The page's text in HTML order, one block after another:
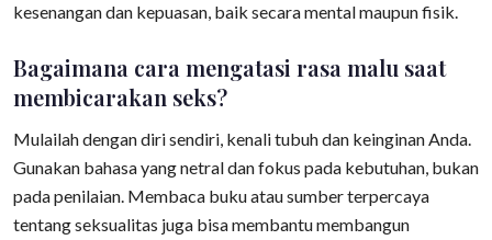
kesenangan dan kepuasan, baik secara mental maupun fisik.
Bagaimana cara mengatasi rasa malu saat
membicarakan seks?
Mulailah dengan diri sendiri, kenali tubuh dan keinginan Anda.
Gunakan bahasa yang netral dan fokus pada kebutuhan, bukan
pada penilaian. Membaca buku atau sumber terpercaya
tentang seksualitas juga bisa membantu membangun